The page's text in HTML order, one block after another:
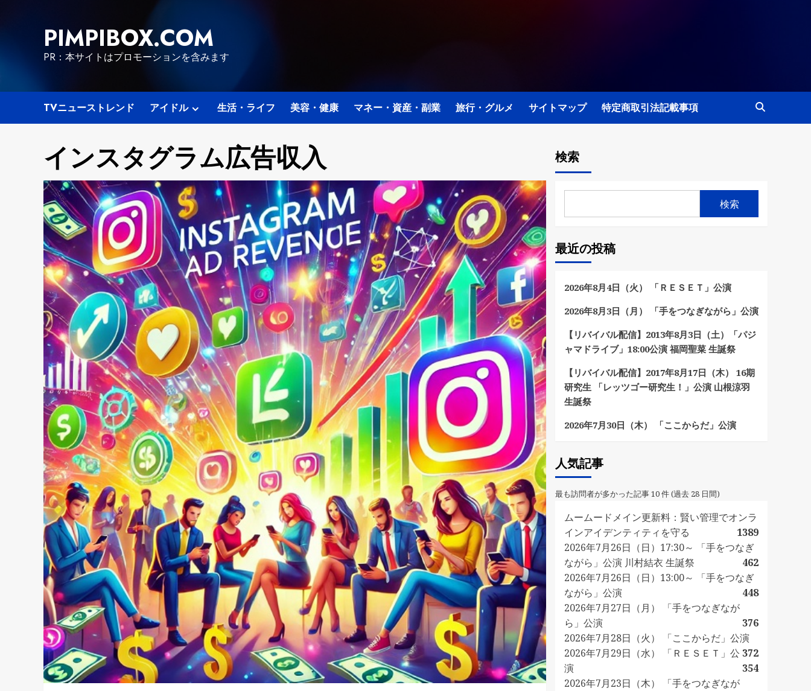
PIMPIBOX.COM
PR：本サイトはプロモーションを含みます
TVニューストレンド アイドル 生活・ライフ 美容・健康 マネー・資産・副業 旅行・グルメ サイトマップ 特定商取引法記載事項
インスタグラム広告収入 検索
検索
最近の投稿
2026年8月4日（火） 「ＲＥＳＥＴ」公演
2026年8月3日（月） 「手をつなぎながら」公演
【リバイバル配信】2013年8月3日（土）「パジ
ャマドライブ」18:00公演 福岡聖菜 生誕祭
【リバイバル配信】2017年8月17日（木） 16期
研究生 「レッツゴー研究生！」公演 山根涼羽
生誕祭
2026年7月30日（木） 「ここからだ」公演
人気記事
最も訪問者が多かった記事 10 件 (過去 28 日間)
ムームードメイン更新料：賢い管理でオンラ
インアイデンティティを守る
1389
2026年7月26日（日）17:30～ 「手をつなぎ
ながら」公演 川村結衣 生誕祭
462
2026年7月26日（日）13:00～ 「手をつなぎ
ながら」公演
448
2026年7月27日（月） 「手をつなぎなが
ら」公演
376
2026年7月28日（火） 「ここからだ」公演
372
2026年7月29日（水） 「ＲＥＳＥＴ」公
演
354
2026年7月23日（木） 「手をつなぎなが